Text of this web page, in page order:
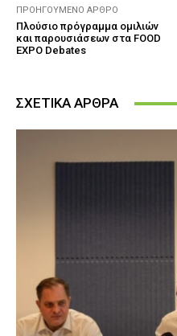
ΠΡΟΗΓΟΎΜΕΝΟ ΆΡΘΡΟ
Πλούσιο πρόγραμμα ομιλιών
και παρουσιάσεων στα FOOD
EXPO Debates
ΣΧΕΤΙΚΑ ΑΡΘΡΑ